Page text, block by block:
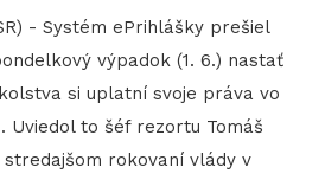
- Systém ePrihlášky prešiel
výpadok (1. 6.) nastať
si uplatní svoje práva vo
Uviedol to šéf rezortu Tomáš
rokovaní vlády v